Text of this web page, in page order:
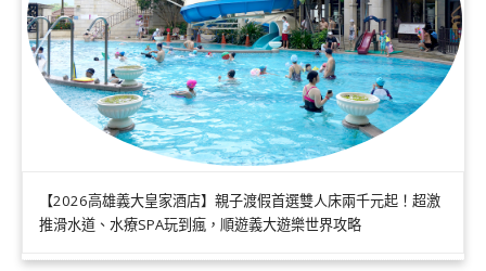
【2026高雄義大皇家酒店】親子渡假首選雙人床兩千元起！超激
推滑水道、水療SPA玩到瘋，順遊義大遊樂世界攻略